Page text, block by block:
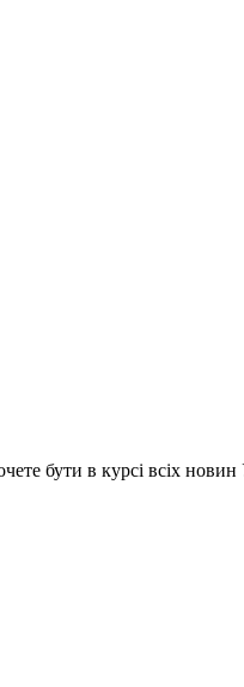
бути в курсі всіх